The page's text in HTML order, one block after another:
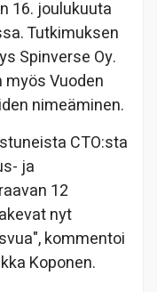
16. joulukuuta
Tutkimuksen
Spinverse Oy.
Vuoden
nimeäminen.
CTO:sta
ja
12
nyt
kommentoi
Koponen.